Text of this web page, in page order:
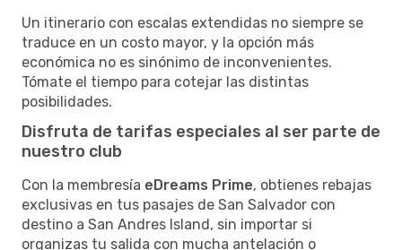
Un itinerario con escalas extendidas no siempre se
traduce en un costo mayor, y la opción más
económica no es sinónimo de inconvenientes.
Tómate el tiempo para cotejar las distintas
posibilidades.
Disfruta de tarifas especiales al ser parte de
nuestro club
Con la membresía eDreams Prime, obtienes rebajas
exclusivas en tus pasajes de San Salvador con
destino a San Andres Island, sin importar si
organizas tu salida con mucha antelación o